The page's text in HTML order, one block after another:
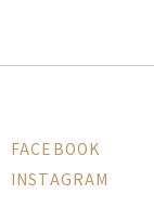
FACEBOOK
INSTAGRAM